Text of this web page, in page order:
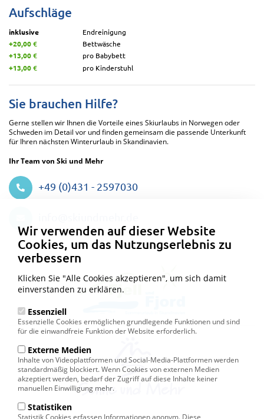
Aufschläge
inklusive
Endreinigung
+20,00 €
Bettwäsche
+13,00 €
pro Babybett
+13,00 €
pro Kinderstuhl
Sie brauchen Hilfe?
Gerne stellen wir Ihnen die Vorteile eines Skiurlaubs in Norwegen oder
Schweden im Detail vor und finden gemeinsam die passende Unterkunft
für Ihren nächsten Winterurlaub in Skandinavien.
Ihr Team von Ski und Mehr
+49 (0)431 - 2597030
Wir verwenden auf dieser Website
Cookies, um das Nutzungserlebnis zu
verbessern
Klicken Sie "Alle Cookies akzeptieren", um sich damit
einverstanden zu erklären.
Essenziell
Essenzielle Cookies ermöglichen grundlegende Funktionen und sind
für die einwandfreie Funktion der Website erforderlich.
Externe Medien
Inhalte von Videoplattformen und Social-Media-Plattformen werden
standardmäßig blockiert. Wenn Cookies von externen Medien
akzeptiert werden, bedarf der Zugriff auf diese Inhalte keiner
manuellen Einwilligung mehr.
Statistiken